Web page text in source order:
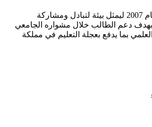
تم افتتاح الموقع في عام 2007 ليمثل بيئة لتبادل ومشاركة
بهدف دعم الطالب خلال مشواره الجامعي
بما يدفع بعجلة التعليم في مملكة